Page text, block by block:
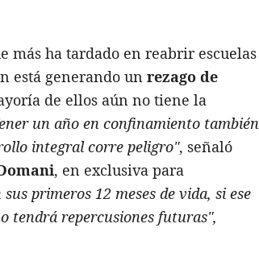
más ha tardado en reabrir escuelas
está generando un rezago de
de ellos aún no tiene la
un año en confinamiento también
integral corre peligro", señaló
, en exclusiva para
primeros 12 meses de vida, si ese
tendrá repercusiones futuras",